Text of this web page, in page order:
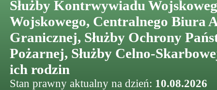
Służby Kontrwywiadu
Wojskowego, Centralnego Biura
Granicznej, Służby Ochrony
Pożarnej, Służby Celno-
ich rodzin
Stan prawny aktualny na dzień: 10.08.2026